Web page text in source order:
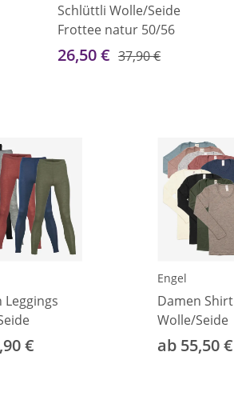
Schlüttli Wolle/Seide
Frottee natur 50/56
26,50 € 37,90 €
Leggings
€
Engel
Damen Shirt
Wolle/Seide
ab 55,50 €